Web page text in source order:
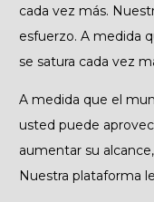
cada vez más.
esfuerzo. A medida
se satura cada vez
A medida que el
usted puede
aumentar su
Nuestra plataforma